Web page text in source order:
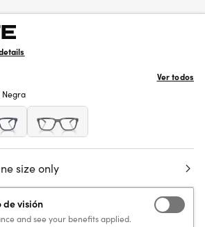
Ver todos
size only
visión
and see your benefits applied.